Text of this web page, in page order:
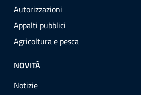
Autorizzazioni
Appalti pubblici
Agricoltura e pesca
NOVITÀ
Notizie